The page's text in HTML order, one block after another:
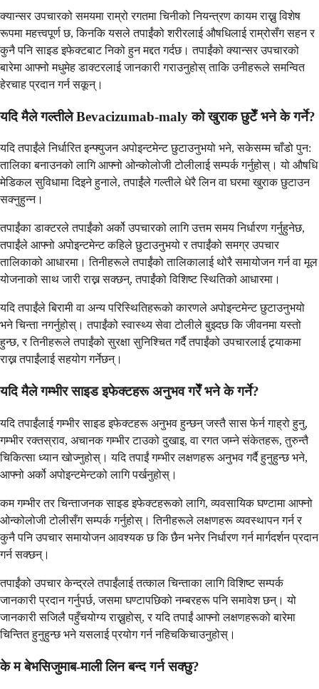
क्यान्सर उपचारको समयमा राम्रो रगतमा चिनीको नियन्त्रण कायम राख्नु विशेष
रूपमा महत्त्वपूर्ण छ, किनकि यसले तपाईंको शरीरलाई औषधिलाई राम्रोसँग सहन र
कुनै पनि साइड इफेक्टबाट निको हुन मद्दत गर्दछ। तपाईंको क्यान्सर उपचारको
बारेमा आफ्नो मधुमेह डाक्टरलाई जानकारी गराउनुहोस् ताकि उनीहरूले समन्वित
हेरचाह प्रदान गर्न सकून्।
यदि मैले गल्तीले Bevacizumab-maly को खुराक छुटेँ भने के गर्ने?
यदि तपाईंले निर्धारित इन्फ्युजन अपोइन्टमेन्ट छुटाउनुभयो भने, सकेसम्म चाँडो पुन:
तालिका बनाउनको लागि आफ्नो ओन्कोलोजी टोलीलाई सम्पर्क गर्नुहोस्। यो औषधि
मेडिकल सुविधामा दिइने हुनाले, तपाईंले गल्तीले धेरै लिन वा घरमा खुराक छुटाउन
सक्नुहुन्न।
तपाईंका डाक्टरले तपाईंको अर्को उपचारको लागि उत्तम समय निर्धारण गर्नुहुनेछ,
तपाईंले आफ्नो अपोइन्टमेन्ट कहिले छुटाउनुभयो र तपाईंको समग्र उपचार
तालिकाको आधारमा। तिनीहरूले तपाईंको तालिकालाई थोरै समायोजन गर्न वा मूल
योजनाको साथ जारी राख्न सक्छन्, तपाईंको विशिष्ट स्थितिको आधारमा।
यदि तपाईंले बिरामी वा अन्य परिस्थितिहरूको कारणले अपोइन्टमेन्ट छुटाउनुभयो
भने चिन्ता नगर्नुहोस्। तपाईंको स्वास्थ्य सेवा टोलीले बुझ्दछ कि जीवनमा यस्तो
हुन्छ, र तिनीहरूले तपाईंको सुरक्षा सुनिश्चित गर्दै तपाईंको उपचारलाई ट्र्याकमा
राख्न तपाईंलाई सहयोग गर्नेछन्।
यदि मैले गम्भीर साइड इफेक्टहरू अनुभव गरेँ भने के गर्ने?
यदि तपाईंलाई गम्भीर साइड इफेक्टहरू अनुभव हुन्छन् जस्तै सास फेर्न गाह्रो हुनु,
गम्भीर रक्तस्राव, अचानक गम्भीर टाउको दुखाइ, वा रगत जम्ने संकेतहरू, तुरुन्तै
चिकित्सा ध्यान खोज्नुहोस्। यदि तपाईं गम्भीर लक्षणहरू अनुभव गर्दै हुनुहुन्छ भने,
आफ्नो अर्को अपोइन्टमेन्टको लागि पर्खनुहोस्।
कम गम्भीर तर चिन्ताजनक साइड इफेक्टहरूको लागि, व्यवसायिक घण्टामा आफ्नो
ओन्कोलोजी टोलीसँग सम्पर्क गर्नुहोस्। तिनीहरूले लक्षणहरू व्यवस्थापन गर्न र
कुनै पनि उपचार समायोजन आवश्यक छ कि छैन भनेर निर्धारण गर्न मार्गदर्शन प्रदान
गर्न सक्छन्।
तपाईंको उपचार केन्द्रले तपाईंलाई तत्काल चिन्ताका लागि विशिष्ट सम्पर्क
जानकारी प्रदान गर्नुपर्छ, जसमा घण्टापछिको नम्बरहरू पनि समावेश छन्। यो
जानकारी सजिलै पहुँचयोग्य राख्नुहोस्, र यदि तपाईं आफ्नो लक्षणहरूको बारेमा
चिन्तित हुनुहुन्छ भने यसलाई प्रयोग गर्न नहिचकिचाउनुहोस्।
के म बेभसिजुमाब-माली लिन बन्द गर्न सक्छु?